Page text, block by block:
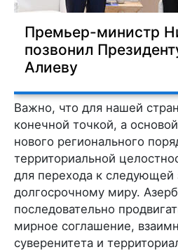
Премьер-министр
позвонил
Алиеву
Важно, что для нашей
конечной точкой, а
нового регионального
территориальной
для перехода к следующей
долгосрочному миру.
последовательно
мирное соглашение,
суверенитета и